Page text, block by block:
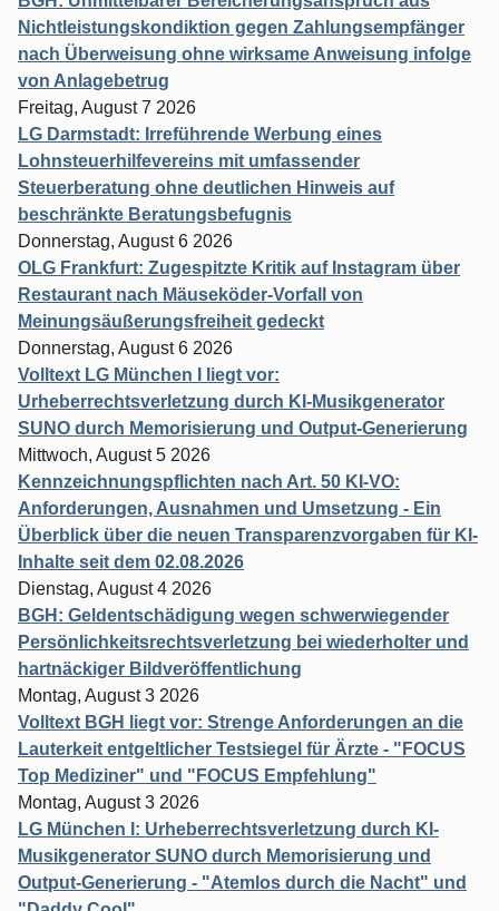
Nichtleistungskondiktion gegen Zahlungsempfänger
nach Überweisung ohne wirksame Anweisung infolge
von Anlagebetrug
Freitag, August 7 2026
LG Darmstadt: Irreführende Werbung eines
Lohnsteuerhilfevereins mit umfassender
Steuerberatung ohne deutlichen Hinweis auf
beschränkte Beratungsbefugnis
Donnerstag, August 6 2026
OLG Frankfurt: Zugespitzte Kritik auf Instagram über
Restaurant nach Mäuseköder-Vorfall von
Meinungsäußerungsfreiheit gedeckt
Donnerstag, August 6 2026
Volltext LG München I liegt vor:
Urheberrechtsverletzung durch KI-Musikgenerator
SUNO durch Memorisierung und Output-Generierung
Mittwoch, August 5 2026
Kennzeichnungspflichten nach Art. 50 KI-VO:
Anforderungen, Ausnahmen und Umsetzung - Ein
Überblick über die neuen Transparenzvorgaben für KI-
Inhalte seit dem 02.08.2026
Dienstag, August 4 2026
BGH: Geldentschädigung wegen schwerwiegender
Persönlichkeitsrechtsverletzung bei wiederholter und
hartnäckiger Bildveröffentlichung
Montag, August 3 2026
Volltext BGH liegt vor: Strenge Anforderungen an die
Lauterkeit entgeltlicher Testsiegel für Ärzte - "FOCUS
Top Mediziner" und "FOCUS Empfehlung"
Montag, August 3 2026
LG München I: Urheberrechtsverletzung durch KI-
Musikgenerator SUNO durch Memorisierung und
Output-Generierung - "Atemlos durch die Nacht" und